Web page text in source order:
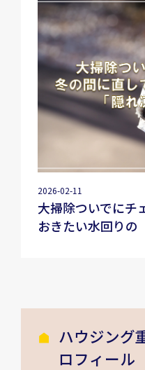
2026-02-11
大掃除ついでにチ
おきたい水回りの
ハウジング
ロフィール